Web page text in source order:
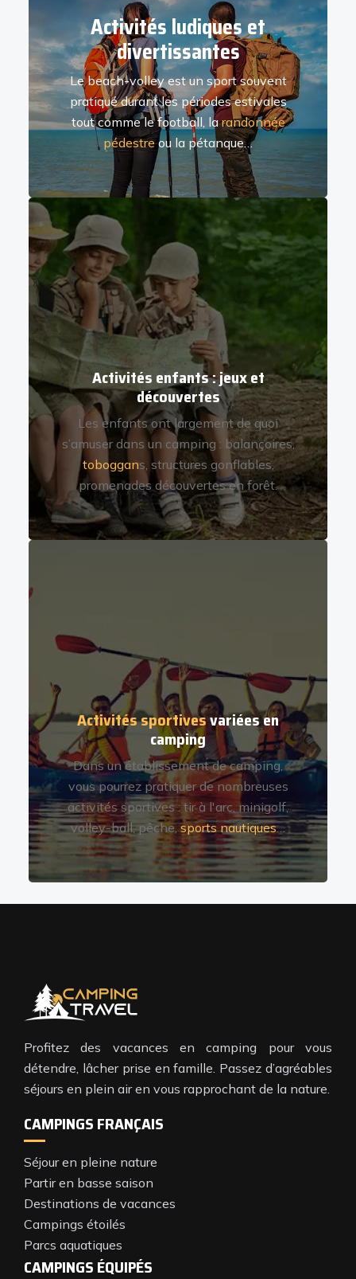
Activités ludiques et
divertissantes
Le beach-volley est un sport souvent
pratiqué durant les périodes estivales
tout comme le football, larandonnée
pédestreou la pétanque…
Activités enfants : jeux et
découvertes
Les enfants ont largement de quoi
s’amuser dans un camping : balançoires,
toboggans, structures gonflables,
promenades découvertes en forêt.
Activités sportivesvariées en
camping
Dans un établissement de camping,
vous pourrez pratiquer de nombreuses
activités sportives : tir à l'arc, minigolf,
volley-ball, pêche,sports nautiques…
Profitez des vacances en camping pour vous
détendre, lâcher prise en famille. Passez d’agréables
séjours en plein air en vous rapprochant de la nature.
CAMPINGS FRANÇAIS
Séjour en pleine nature
Partir en basse saison
Destinations de vacances
Campings étoilés
Parcs aquatiques
CAMPINGS ÉQUIPÉS